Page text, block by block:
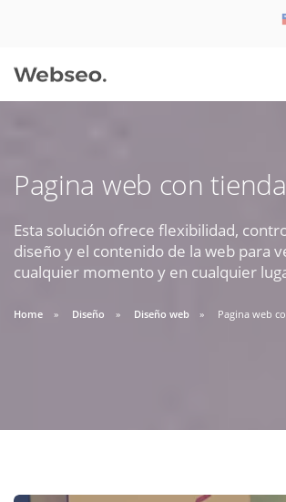
Pagina web con
Esta solución ofrece flexibilidad,
diseño y el contenido de la web para
cualquier momento y en cualquier
Home Diseño Diseño web Pagina web
09:30 AM A 18:30 PM
soporte@webseo.cl